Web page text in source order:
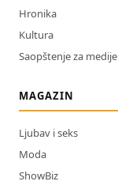
Hronika
Kultura
Saopštenje za medije
MAGAZIN
Ljubav i seks
Moda
ShowBiz